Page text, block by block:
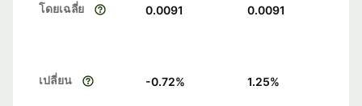
โดยเฉลี่ย 0.0091 0.0091
เปลี่ยน -0.72% 1.25%